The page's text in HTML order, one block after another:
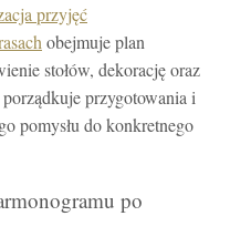
przyjęć
obejmuje plan
stołów, dekorację oraz
przygotowania i
pomysłu do konkretnego
po